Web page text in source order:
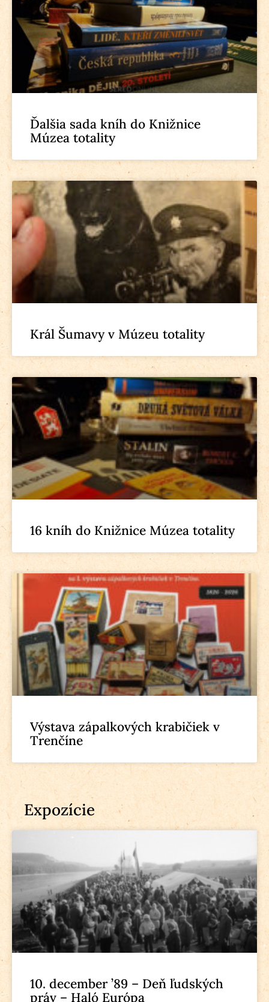
Ďalšia sada kníh do Knižnice
Múzea totality
Král Šumavy v Múzeu totality
16 kníh do Knižnice Múzea totality
Výstava zápalkových krabičiek v
Trenčíne
Expozície
10. december ’89 – Deň ľudských
práv – Haló Európa